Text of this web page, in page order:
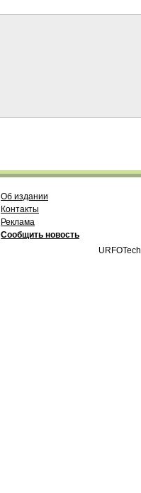
Об издании
Контакты
Реклама
Сообщить новость